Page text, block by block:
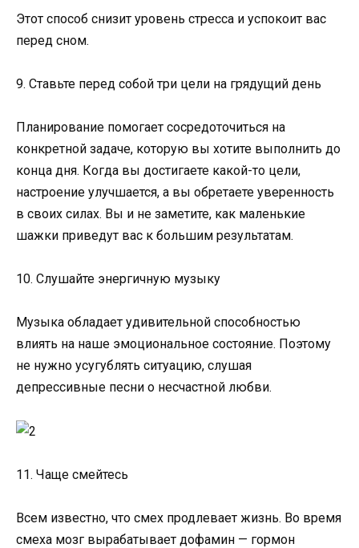
Этот способ снизит уровень стресса и успокоит вас
перед сном.
9. Ставьте перед собой три цели на грядущий день
Планирование помогает сосредоточиться на
конкретной задаче, которую вы хотите выполнить до
конца дня. Когда вы достигаете какой-то цели,
настроение улучшается, а вы обретаете уверенность
в своих силах. Вы и не заметите, как маленькие
шажки приведут вас к большим результатам.
10. Слушайте энергичную музыку
Музыка обладает удивительной способностью
влиять на наше эмоциональное состояние. Поэтому
не нужно усугублять ситуацию, слушая
депрессивные песни о несчастной любви.
11. Чаще смейтесь
Всем известно, что смех продлевает жизнь. Во время
смеха мозг вырабатывает дофамин — гормон